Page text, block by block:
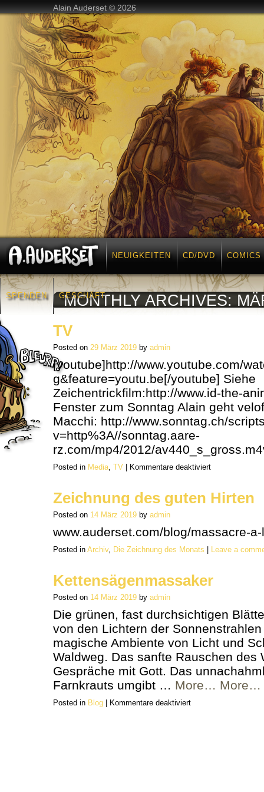
Alain Auderset © 2026
NEUIGKEITEN CD/DVD COMICS
SPENDEN GESCHÄFT
MONTHLY ARCHIVES:
TV
Posted on 29 März 2019 by admin
[youtube]http://www.youtube.com/
g&feature=youtu.be[/youtube] Siehe
Zeichentrickfilm:http://www.id-the-
Fenster zum Sonntag Alain geht
Macchi: http://www.sonntag.ch/
v=http%3A//sonntag.aare-
rz.com/mp4/2012/
Posted in Media, TV Kommentare deaktiviertfür
TV
Zeichnung des guten Hirten
Posted on 14 März 2019 by admin
www.auderset.com/blog/massacre-
Posted in Archiv, Die Zeichnung des Monats Leave a
Kettensägenmassaker
Posted on 14 März 2019 by admin
Die grünen, fast durchsichtigen
von den Lichtern der
magische Ambiente von Licht und
Waldweg. Das sanfte Rauschen des
Gespräche mit Gott. Das
Farnkrauts umgibt … More… More…
Posted in Blog Kommentare deaktiviertfür
Kettensägenmassaker